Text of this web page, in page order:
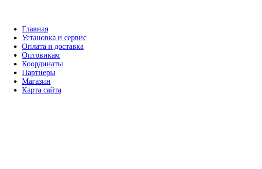
Главная
Установка и сервис
Оплата и доставка
Оптовикам
Координаты
Партнеры
Магазин
Карта сайта